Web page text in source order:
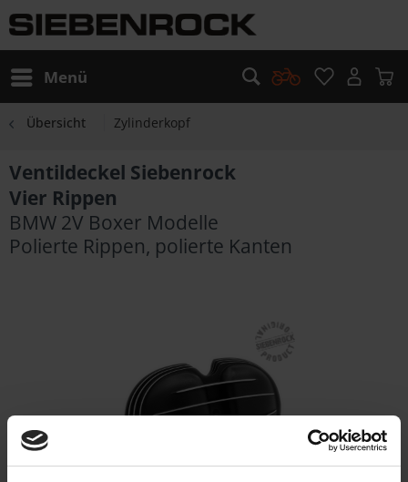
Menü
Übersicht Zylinderkopf
Ventildeckel Siebenrock
Vier Rippen
BMW 2V Boxer Modelle
Polierte Rippen, polierte Kanten